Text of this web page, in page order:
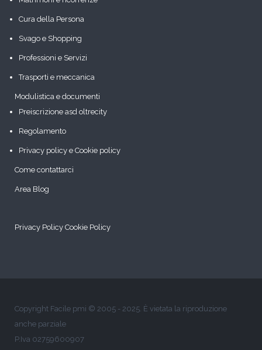
Cura della Persona
Svago e Shopping
Professioni e Servizi
Trasporti e meccanica
Modulistica e documenti
Preiscrizione asd oltrecity
Regolamento
Privacy policy e Cookie policy
Come contattarci
Area Blog
Privacy Policy Cookie Policy
Copyright Facile pmi © 2005 - 2025. È vietata la riproduzione
anche parziale
P.Iva 02759600907